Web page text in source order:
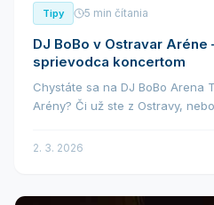
Tipy 5 min čítania
DJ BoBo v Ostravar
sprievodca koncertom
Chystáte sa na DJ BoBo Arena
Arény? Či už ste z Ostravy,
celý večer bez stresu. Od
2. 3. 2026